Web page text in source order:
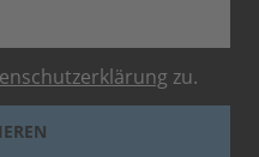
zu.